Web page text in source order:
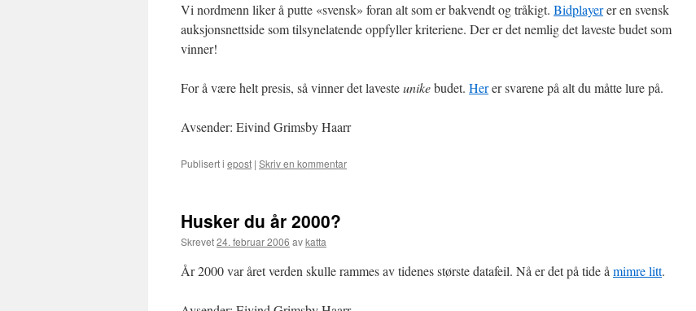
Vi nordmenn liker å putte «svensk» foran alt som er bakvendt og tråkigt. Bidplayerer en svensk
auksjonsnettside som tilsynelatende oppfyller kriteriene. Der er det nemlig det laveste budet som
vinner!
For å være helt presis, så vinner det lavesteunikebudet. Herer svarene på alt du måtte lure på.
Avsender: Eivind Grimsby Haarr
Publisert i epost | Skriv en kommentar
Husker du år 2000?
Skrevet24. februar 2006 avkatta
År 2000 var året verden skulle rammes av tidenes største datafeil. Nå er det på tide å mimre litt.